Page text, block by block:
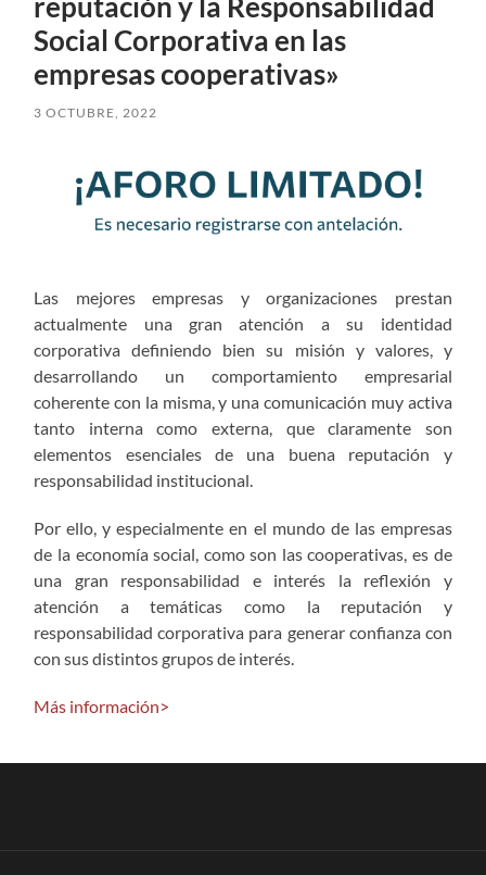
Social Corporativa en las
empresas cooperativas»
3 OCTUBRE, 2022
Las mejores empresas y organizaciones prestan
actualmente una gran atención a su identidad
corporativa definiendo bien su misión y valores, y
desarrollando un comportamiento empresarial
coherente con la misma, y una comunicación muy activa
tanto interna como externa, que claramente son
elementos esenciales de una buena reputación y
responsabilidad institucional.
Por ello, y especialmente en el mundo de las empresas
de la economía social, como son las cooperativas, es de
una gran responsabilidad e interés la reflexión y
atención a temáticas como la reputación y
responsabilidad corporativa para generar confianza con
con sus distintos grupos de interés.
Más información>